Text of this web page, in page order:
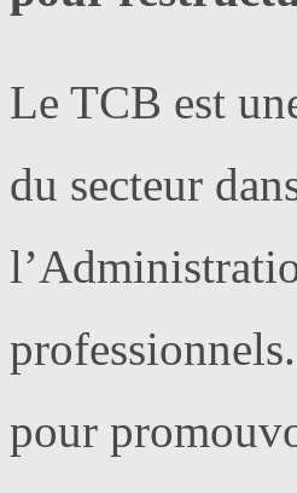
Le TCB est
du secteur
pour